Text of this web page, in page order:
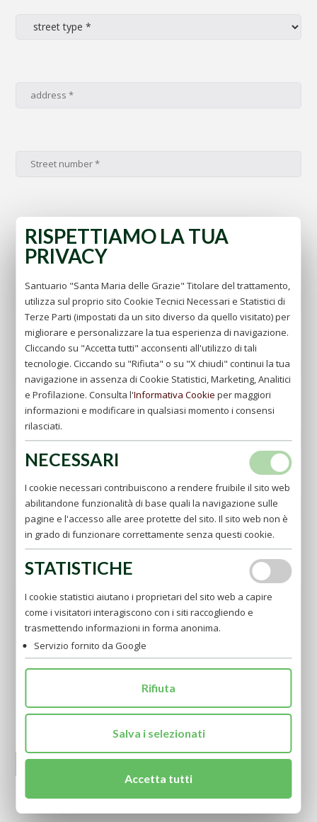
Sign up forNEWSLETTER
I have read and accept thePRIVACY POLICY
RISPETTIAMO LA TUA
PRIVACY
Santuario "Santa Maria delle Grazie" Titolare del trattamento,
utilizza sul proprio sito Cookie Tecnici Necessari e Statistici di
Terze Parti (impostati da un sito diverso da quello visitato) per
migliorare e personalizzare la tua esperienza di navigazione.
Cliccando su "Accetta tutti" acconsenti all'utilizzo di tali
tecnologie. Ciccando su "Rifiuta" o su "X chiudi" continui la tua
navigazione in assenza di Cookie Statistici, Marketing, Analitici
e Profilazione. Consulta l'Informativa Cookie per maggiori
informazioni e modificare in qualsiasi momento i consensi
rilasciati.
NECESSARI
I cookie necessari contribuiscono a rendere fruibile il sito web
abilitandone funzionalità di base quali la navigazione sulle
pagine e l'accesso alle aree protette del sito. Il sito web non è
in grado di funzionare correttamente senza questi cookie.
STATISTICHE
I cookie statistici aiutano i proprietari del sito web a capire
come i visitatori interagiscono con i siti raccogliendo e
trasmettendo informazioni in forma anonima.
Servizio fornito da Google
Rifiuta
Salva i selezionati
Accetta tutti